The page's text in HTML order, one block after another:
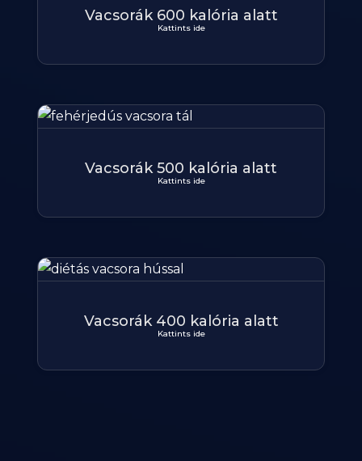
Vacsorák 600 kalória alatt
Kattints ide
Vacsorák 500 kalória alatt
Kattints ide
Vacsorák 400 kalória alatt
Kattints ide